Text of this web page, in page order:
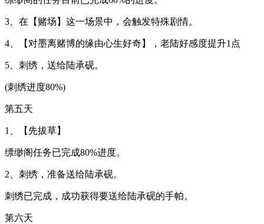
3、在【赌场】这一场景中，会触发特殊剧情。
4、【对墨离赌博的缘由心生好奇】，老陆好感度提升1点
5、刺绣，送给陆承砚。
(刺绣进度80%)
第五天
1、【先拔草】
缥缈阁任务已完成80%进度。
2、刺绣，准备送给陆承砚。
刺绣已完成，成功获得要送给陆承砚的手帕。
第六天